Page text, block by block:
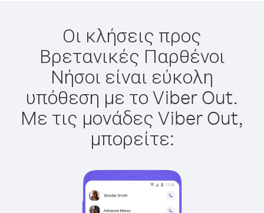
Οι κλήσεις προς
Βρετανικές Παρθένοι
Νήσοι είναι εύκολη
υπόθεση με το Viber Out.
Με τις μονάδες Viber Out,
μπορείτε: